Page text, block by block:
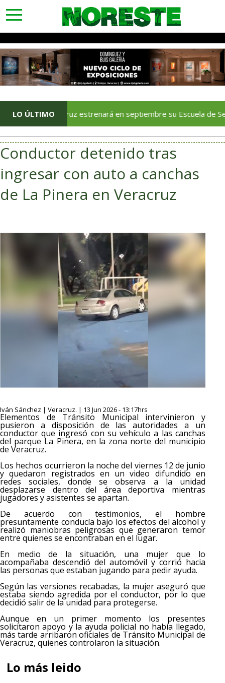
toggle
navigation
LO ÚLTIMO
Veracruz estrenará en septiembre su Escuela de Servicios
Conductor detenido tras
ingresar con auto a canchas
de La Pinera en Veracruz
Iván Sánchez | Veracruz. | 13 Jun 2026 - 13:17hrs
Elementos de Tránsito Municipal intervinieron y
pusieron a disposición de las autoridades a un
conductor que ingresó con su vehículo a las canchas
del parque La Pinera, en la zona norte del municipio
de Veracruz.
Los hechos ocurrieron la noche del viernes 12 de junio
y quedaron registrados en un video difundido en
redes sociales, donde se observa a la unidad
desplazarse dentro del área deportiva mientras
jugadores y asistentes se apartan.
De acuerdo con testimonios, el hombre
presuntamente conducía bajo los efectos del alcohol y
realizó maniobras peligrosas que generaron temor
entre quienes se encontraban en el lugar.
En medio de la situación, una mujer que lo
acompañaba descendió del automóvil y corrió hacia
las personas que estaban jugando para pedir ayuda.
Según las versiones recabadas, la mujer aseguró que
estaba siendo agredida por el conductor, por lo que
decidió salir de la unidad para protegerse.
Aunque en un primer momento los presentes
solicitaron apoyo y la ayuda policial no había llegado,
más tarde arribaron oficiales de Tránsito Municipal de
Veracruz, quienes controlaron la situación.
Lo más leido